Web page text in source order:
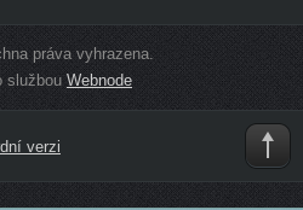
práva vyhrazena.
službou Webnode
verzi